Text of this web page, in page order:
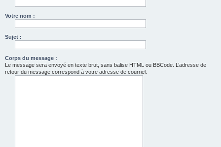
Votre nom :
Sujet :
Corps du message :
Le message sera envoyé en texte brut, sans balise HTML ou BBCode. L’adresse de
retour du message correspond à votre adresse de courriel.